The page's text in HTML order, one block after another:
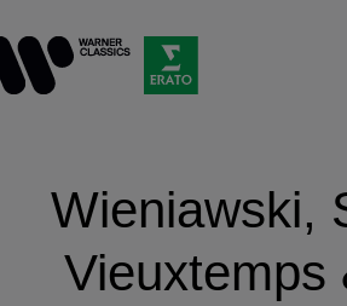
Wieniawski,
Vieuxtemps